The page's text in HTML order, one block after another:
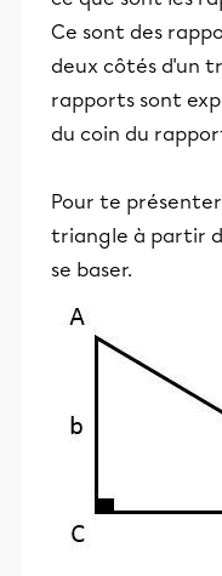
Ce sont des
deux côtés d'un
rapports sont
du coin du
Pour te
triangle à partir
se baser.